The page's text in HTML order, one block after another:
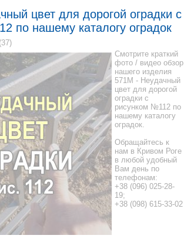
цвет для дорогой оградки с
по нашему каталогу оградок
(37)
Смотрите краткий
фото / видео обзор
нашего изделия
571M - Неудачный
цвет для дорогой
оградки с
рисунком №112 по
нашему каталогу
оградок.
Обращайтесь к
нам в Кривом Роге
в любой удобный
Вам день по
телефонам:
+38 (096) 025-28-
19;
+38 (098) 615-33-02